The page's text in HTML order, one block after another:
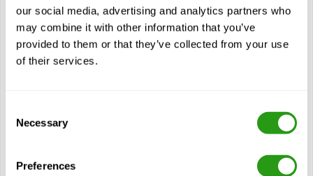
our social media, advertising and analytics partners who
may combine it with other information that you’ve
provided to them or that they’ve collected from your use
of their services.
Selection
Necessary
Preferences
Redder met één redder: Redden van naaf, spinner en
binnenblad (SR:HSIBR)
Redder alleen: gondel, toren en kelder (SR:NTBR)
Halskraag
Reddingssysteem omlaag/omhoog